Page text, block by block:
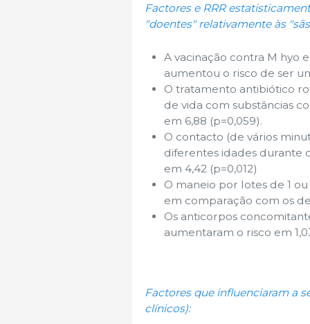
Factores e RRR
"doentes" relativamente às
A vacinação contra M hyo
aumentou o risco de ser
O tratamento antibiótico
de vida com substâncias
em 6,88 (p=0,059).
O contacto (de vários
diferentes idades durante
em 4,42 (p=0,012)
O maneio por lotes de 1
em comparação com os
Os anticorpos
aumentaram o risco em
Factores que influenciaram a
clínicos):